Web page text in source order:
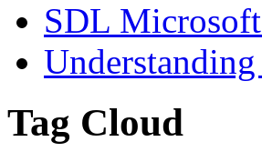
SDL
Tag Cloud